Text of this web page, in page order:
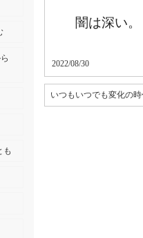
闇は深い。
2022/08/30
いつもいつでも変化の
も